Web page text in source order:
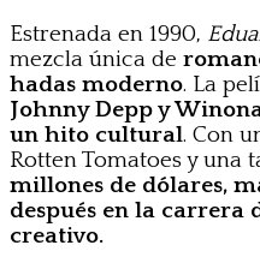
Estrenada en 1990,
mezcla única de
hadas moderno. La
Johnny Depp y
un hito cultural. Con
Rotten Tomatoes y una
millones de dólares,
después en la carrera
creativo.